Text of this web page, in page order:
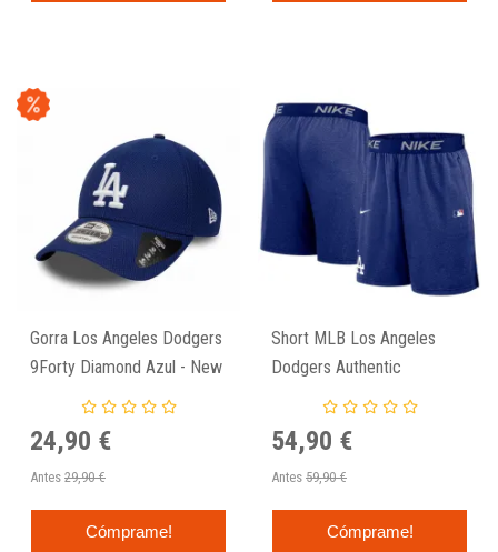
Gorra Los Angeles Dodgers
9Forty Diamond Azul - New
24,90 €
Antes 29,90 €
Cómprame!
Short MLB Los Angeles
Dodgers Authentic
Collection Nike
54,90 €
Antes 59,90 €
Cómprame!